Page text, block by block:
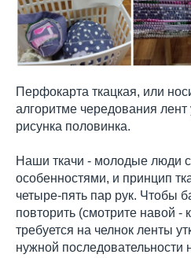
Перфокарта ткацкая, или
алгоритме чередования лент
рисунка половинка.
Наши ткачи - молодые люди
особенностями, и принцип
четыре-пять пар рук. Чтобы
повторить (смотрите навой -
требуется на челнок ленты
нужной последовательности